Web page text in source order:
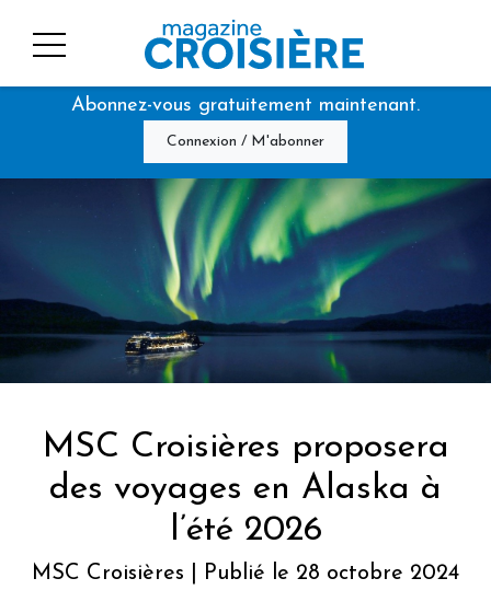
Abonnez-vous gratuitement maintenant.
Connexion / M'abonner
MSC Croisières proposera
des voyages en Alaska à
l’été 2026
MSC Croisières | Publié le 28 octobre 2024